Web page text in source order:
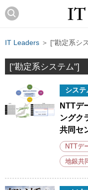
IT Leaders ＞ ["勘定系シ
["勘定系システム"]
システ
NTTデ
ングク
共同セ
NTTデ
地銀共